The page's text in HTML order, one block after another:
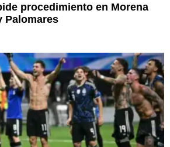
procedimiento en Morena
Palomares